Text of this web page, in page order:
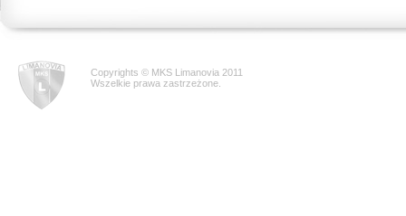
Copyrights © MKS Limanovia 2011
Wszelkie prawa zastrzeżone.